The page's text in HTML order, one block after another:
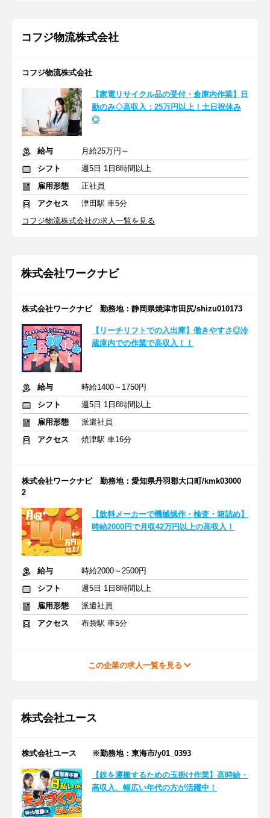
コフジ物流株式会社
コフジ物流株式会社
【家電リサイクル品の受付・倉庫内作業】日
勤のみ◇高収入：25万円以上！土日祝休み
◎
給与
月給25万円～
シフト
週5日 1日8時間以上
雇用形態
正社員
アクセス
津田駅 車5分
コフジ物流株式会社の求人一覧を見る
株式会社ワークナビ
株式会社ワークナビ 勤務地：静岡県焼津市田尻/shizu010173
【リーチリフトでの入出庫】働きやすさ◎冷
蔵庫内での作業で高収入！！
給与
時給1400～1750円
シフト
週5日 1日8時間以上
雇用形態
派遣社員
アクセス
焼津駅 車16分
株式会社ワークナビ 勤務地：愛知県丹羽郡大口町/kmk03000
2
【飲料メーカーで機械操作・検査・箱詰め】
時給2000円で月収42万円以上の高収入！
給与
時給2000～2500円
シフト
週5日 1日8時間以上
雇用形態
派遣社員
アクセス
布袋駅 車5分
この企業の求人一覧を見る
株式会社ユース
株式会社ユース ※勤務地：東海市/y01_0393
【鉄を運搬するための玉掛け作業】高時給・
高収入、幅広い年代の方が活躍中！